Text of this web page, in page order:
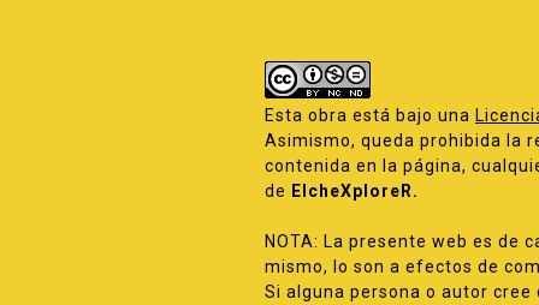
Esta obra está bajo una
Asimismo, queda prohibida la
contenida en la página,
de ElcheXploreR.
NOTA: La presente web es de
mismo, lo son a efectos de
Si alguna persona o autor